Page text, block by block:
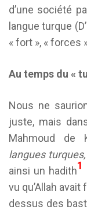
d’une société
langue turque
« fort », « forces
Au temps du «
Nous ne
juste, mais
Mahmoud de
langues
ainsi un hadith1
vu qu’Allah
dessus des